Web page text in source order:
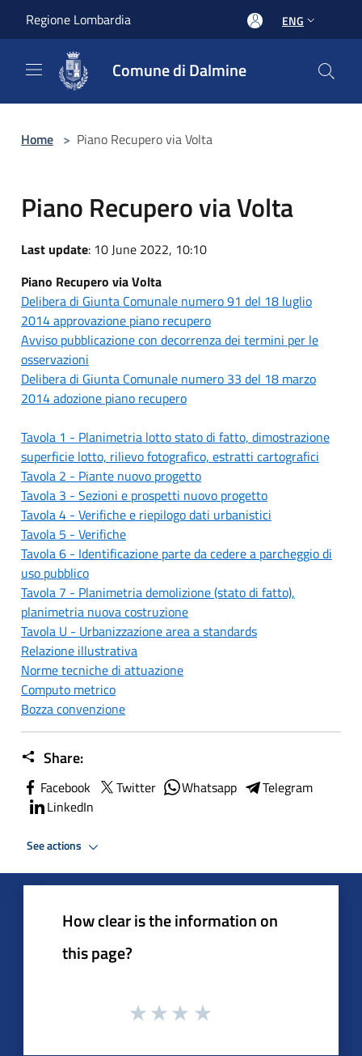
Regione Lombardia ENG
Comune di Dalmine
Home > Piano Recupero via Volta
Piano Recupero via Volta
Last update: 10 June 2022, 10:10
Piano Recupero via Volta
Delibera di Giunta Comunale numero 91 del 18 luglio
2014 approvazione piano recupero
Avviso pubblicazione con decorrenza dei termini per le
osservazioni
Delibera di Giunta Comunale numero 33 del 18 marzo
2014 adozione piano recupero
Tavola 1 - Planimetria lotto stato di fatto, dimostrazione
superficie lotto, rilievo fotografico, estratti cartografici
Tavola 2 - Piante nuovo progetto
Tavola 3 - Sezioni e prospetti nuovo progetto
Tavola 4 - Verifiche e riepilogo dati urbanistici
Tavola 5 - Verifiche
Tavola 6 - Identificazione parte da cedere a parcheggio di
uso pubblico
Tavola 7 - Planimetria demolizione (stato di fatto),
planimetria nuova costruzione
Tavola U - Urbanizzazione area a standards
Relazione illustrativa
Norme tecniche di attuazione
Computo metrico
Bozza convenzione
Share:
Facebook Twitter Whatsapp
Telegram
LinkedIn
See actions
How clear is the information on
this page?